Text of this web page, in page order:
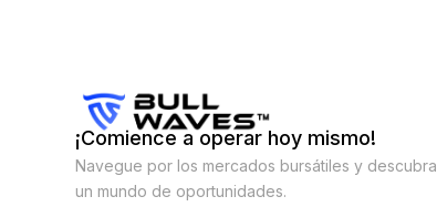
¡Comience a operar hoy mismo!
Navegue por los mercados bursátiles y descubra
un mundo de oportunidades.